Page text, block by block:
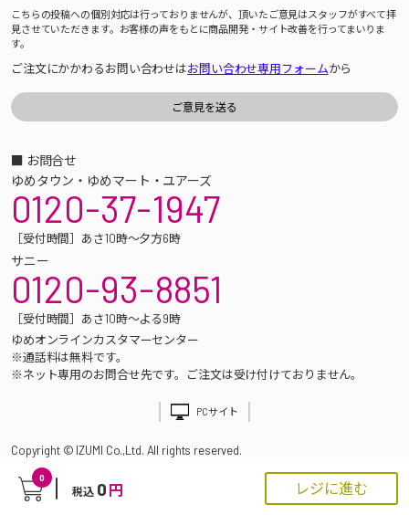
0
税込 0 円 レジに進む
こちらの投稿への個別対応は行っておりませんが、頂いたご意見はスタッフがすべて拝
見させていただきます。お客様の声をもとに商品開発・サイト改善を行ってまいりま
す。
ご注文にかかわるお問い合わせはお問い合わせ専用フォームから
■ お問合せ
ゆめタウン・ゆめマート・ユアーズ
0120-37-1947
［受付時間］あさ10時～夕方6時
サニー
0120-93-8851
［受付時間］あさ10時～よる9時
ゆめオンラインカスタマーセンター
※通話料は無料です。
※ネット専用のお問合せ先です。ご注文は受け付けておりません。
PCサイト
Copyright © IZUMI Co.,Ltd. All rights reserved.